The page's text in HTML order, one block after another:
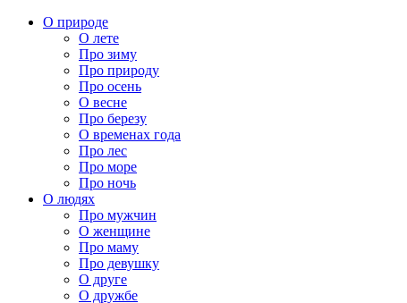
О природе
О лете
Про зиму
Про природу
Про осень
О весне
Про березу
О временах года
Про лес
Про море
Про ночь
О людях
Про мужчин
О женщине
Про маму
Про девушку
О друге
О дружбе